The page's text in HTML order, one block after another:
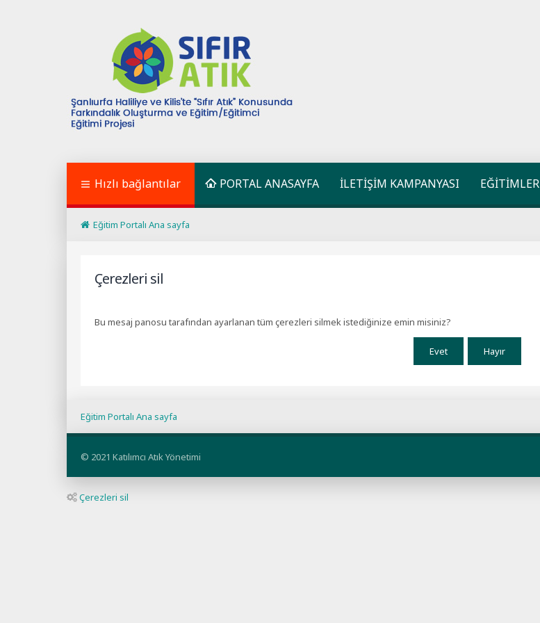
Hızlı bağlantılar PORTAL ANASAYFA İLETİŞİM KAMPANYASI EĞİTİMLER
Eğitim Portalı Ana sayfa
Çerezleri sil
Bu mesaj panosu tarafından ayarlanan tüm çerezleri silmek istediğinize emin misiniz?
Eğitim Portalı Ana sayfa
© 2021 Katılımcı Atık Yönetimi
Çerezleri sil